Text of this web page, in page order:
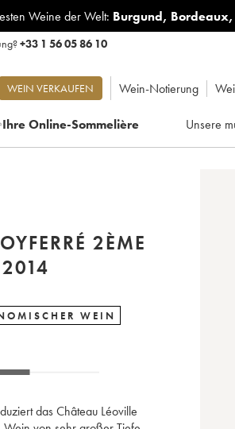
Weine der Welt: Burgund, Bordeaux,
+33 1 56 05 86 10
WEIN VERKAUFEN Wein-Notierung
Ihre Online-Sommelière Unsere
2ÈME
GRAND CRU CLASSÉ 2014
WEIN
das Château Léoville